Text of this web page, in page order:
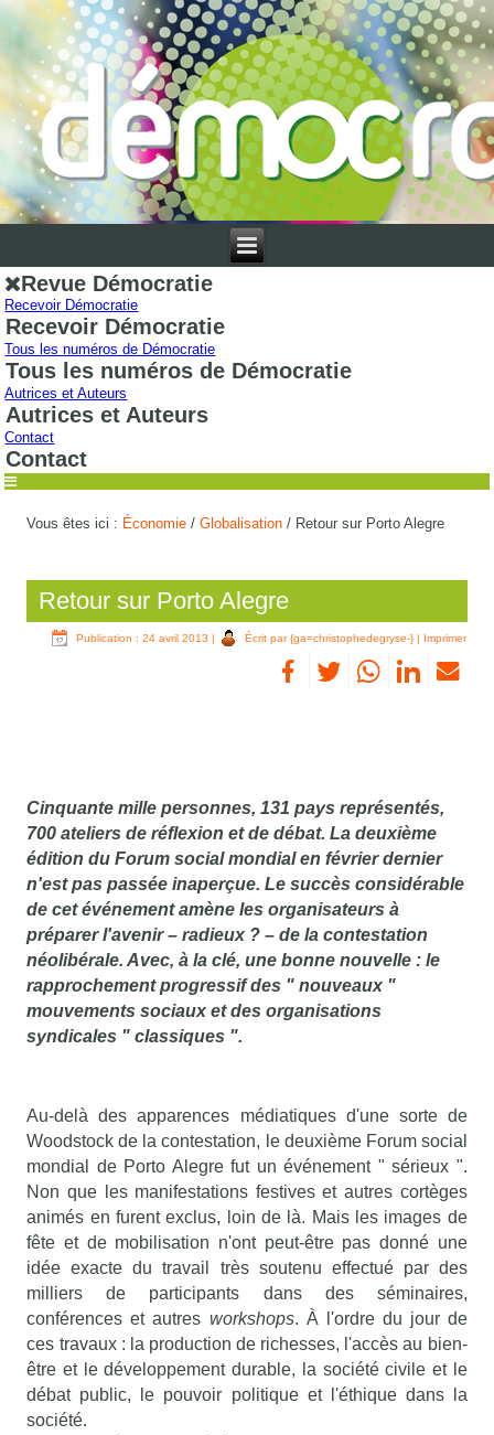
Revue Démocratie
Recevoir Démocratie
Recevoir Démocratie
Tous les numéros de Démocratie
Tous les numéros de Démocratie
Autrices et Auteurs
Autrices et Auteurs
Contact
Contact
Vous êtes ici : Économie /Globalisation / Retour sur Porto Alegre
Retour sur Porto Alegre
Publication : 24 avril 2013 | Écrit par {ga=christophedegryse-}| Imprimer
Cinquante mille personnes, 131 pays représentés,
700 ateliers de réflexion et de débat. La deuxième
édition du Forum social mondial en février dernier
n'est pas passée inaperçue. Le succès considérable
de cet événement amène les organisateurs à
préparer l'avenir – radieux ? – de la contestation
néolibérale. Avec, à la clé, une bonne nouvelle : le
rapprochement progressif des " nouveaux "
mouvements sociaux et des organisations
syndicales " classiques ".
Au-delà des apparences médiatiques d'une sorte de
Woodstock de la contestation, le deuxième Forum social
mondial de Porto Alegre fut un événement " sérieux ".
Non que les manifestations festives et autres cortèges
animés en furent exclus, loin de là. Mais les images de
fête et de mobilisation n'ont peut-être pas donné une
idée exacte du travail très soutenu effectué par des
milliers de participants dans des séminaires,
conférences et autres workshops. À l'ordre du jour de
ces travaux : la production de richesses, l'accès au bien-
être et le développement durable, la société civile et le
débat public, le pouvoir politique et l'éthique dans la
société.